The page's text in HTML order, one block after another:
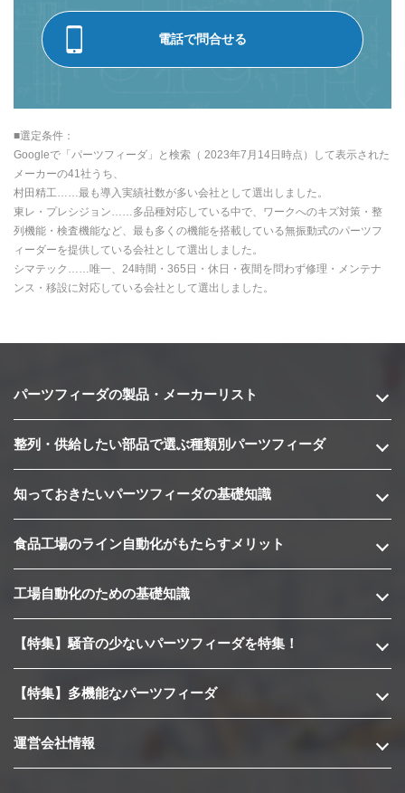
電話で問合せる
■選定条件：
Googleで「パーツフィーダ」と検索（ 2023年7月14日時点）して表示された
メーカーの41社うち、
村田精工……最も導入実績社数が多い会社として選出しました。
東レ・プレシジョン……多品種対応している中で、ワークへのキズ対策・整
列機能・検査機能など、最も多くの機能を搭載している無振動式のパーツフ
ィーダーを提供している会社として選出しました。
シマテック……唯一、24時間・365日・休日・夜間を問わず修理・メンテナ
ンス・移設に対応している会社として選出しました。
パーツフィーダの製品・メーカーリスト
整列・供給したい部品で選ぶ種類別パーツフィーダ
知っておきたいパーツフィーダの基礎知識
食品工場のライン自動化がもたらすメリット
工場自動化のための基礎知識
【特集】騒音の少ないパーツフィーダを特集！
【特集】多機能なパーツフィーダ
運営会社情報